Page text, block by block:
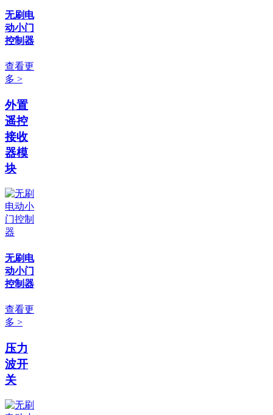
无刷电
动小门
控制器
查看更
多 >
外置
遥控
接收
器模
块
无刷电
动小门
控制器
查看更
多 >
压力
波开
关